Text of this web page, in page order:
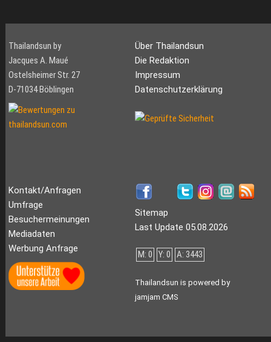
Thailandsun by
Jacques A. Maué
Ostelsheimer Str. 27
D-71034 Böblingen
Über Thailandsun
Die Redaktion
Impressum
Datenschutzerklärung
Kontakt/Anfragen
Umfrage
Besuchermeinungen
Mediadaten
Werbung Anfrage
Sitemap
Last Update 05.08.2026
M: 0 Y: 0 A: 3443
Thailandsun is powered by
jamjam CMS